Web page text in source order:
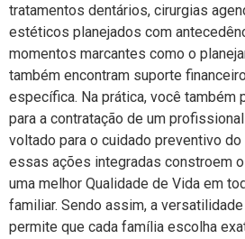
tratamentos dentários, cirurgias
estéticos planejados com
momentos marcantes como o
também encontram suporte
específica. Na prática, você também
para a contratação de um
voltado para o cuidado preventivo
essas ações integradas constroem
uma melhor Qualidade de Vida em
familiar. Sendo assim, a
permite que cada família escolha